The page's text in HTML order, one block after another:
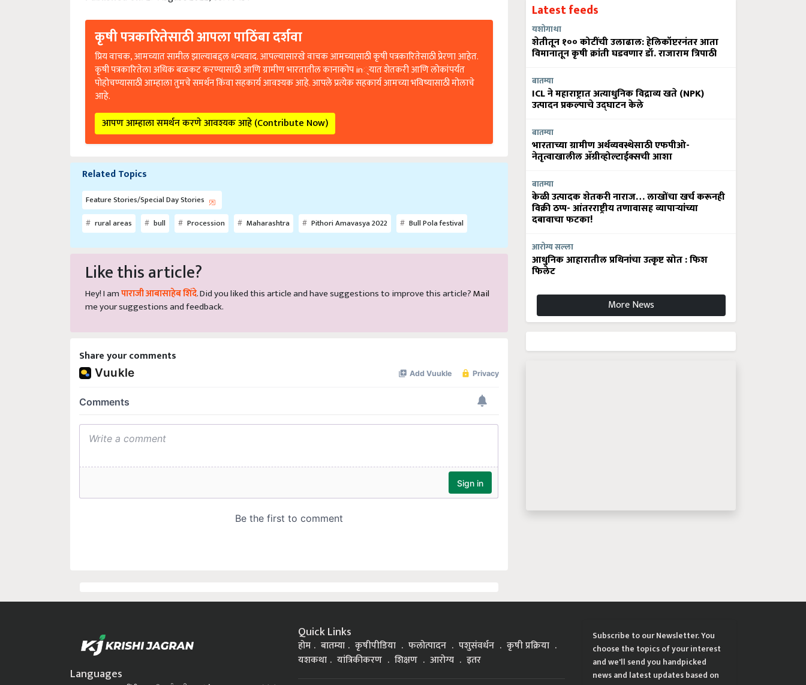
कृषी पत्रकारितेसाठी आपला पाठिंबा दर्शवा
प्रिय वाचक, आमच्यात सामील झाल्याबद्दल धन्यवाद. आपल्यासारखे वाचक आमच्यासाठी कृषी पत्रकारितेसाठी प्रेरणा आहेत.
कृषी पत्रकारितेला अधिक बळकट करण्यासाठी आणि ग्रामीण भारतातील कानाकोप in्यात शेतकरी आणि लोकांपर्यंत
पोहोचण्यासाठी आम्हाला तुमचे समर्थन किंवा सहकार्य आवश्यक आहे. आपले प्रत्येक सहकार्य आमच्या भविष्यासाठी मोलाचे
आहे.
आपण आम्हाला समर्थन करणे आवश्यक आहे (Contribute Now)
Related Topics
Feature Stories/Special Day Stories
rural areas
bull Procession Maharashtra Pithori Amavasya 2022 Bull Pola festival
Like this article?
Hey! I am पाराजी आबासाहेब शिंदे . Did you liked this article and have suggestions to improve this article? Mail
me your suggestions and feedback.
Share your comments
Latest feeds
यशोगाथा
शेतीतून १०० कोटींची उलाढाल: हेलिकॉप्टरनंतर आता
विमानातून कृषी क्रांती घडवणार डॉ. राजाराम त्रिपाठी
बातम्या
ICL ने महाराष्ट्रात अत्याधुनिक विद्राव्य खते (NPK)
उत्पादन प्रकल्पाचे उद्घाटन केले
बातम्या
भारताच्या ग्रामीण अर्थव्यवस्थेसाठी एफपीओ-
नेतृत्वाखालील अ‍ॅग्रीव्होल्टाईक्सची आशा
बातम्या
केळी उत्पादक शेतकरी नाराज… लाखोंचा खर्च करूनही
विक्री ठप्प- आंतरराष्ट्रीय तणावासह व्यापाऱ्यांच्या
दबावाचा फटका!
आरोग्य सल्ला
आधुनिक आहारातील प्रथिनांचा उत्कृष्ट स्रोत : फिश
फिलेट
More News
Languages
Krishi Jagran हिंदी বাঙালি ਪੰਜਾਬੀ தமிழ் ಕನ್ನಡ
Quick Links
होम बातम्या कृषीपीडिया फलोत्पादन पशुसंवर्धन
कृषी प्रक्रिया
यशकथा
यांत्रिकीकरण शिक्षण आरोग्य इतर
Subscribe to our Newsletter. You
choose the topics of your interest
and we'll send you handpicked
news and latest updates based on